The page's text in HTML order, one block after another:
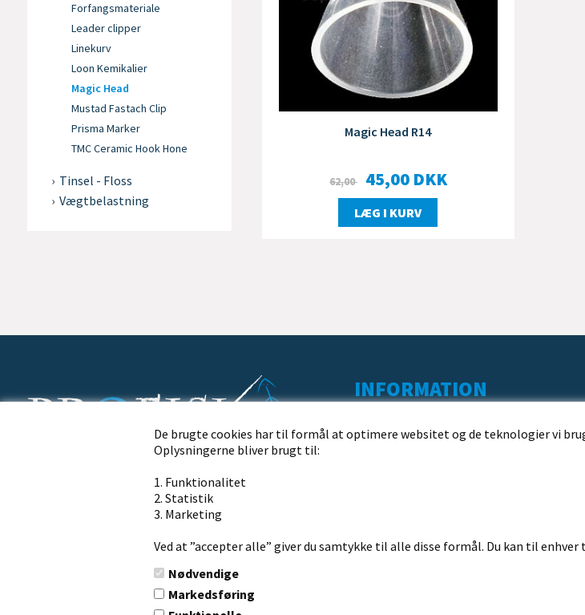
De brugte cookies har til formål at optimere websitet og de teknologier vi
Oplysningerne bliver brugt til:
1. Funktionalitet
2. Statistik
3. Marketing
Ved at ”accepter alle” giver du samtykke til alle disse formål. Du kan til
Nødvendige
Markedsføring
Forfangsmateriale
Leader clipper
Linekurv
Loon Kemikalier
Magic Head
Mustad Fastach Clip
Prisma Marker
TMC Ceramic Hook Hone
Tinsel - Floss
Vægtbelastning
Magic Head R14
62,00 45,00 DKK
LÆG I KURV
Profisk.dk · Nørremøllevej 109 · 8800 Viborg
Ring til os på telefon
+45 86 62 21 13
info@ph-outdoor.dk
INFORMATION
KUNDESERVICE
FORTRYDELSESRET